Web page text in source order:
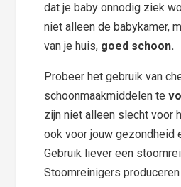
dat je baby onnodig ziek
niet alleen de babykamer,
van je huis, goed schoon.
Probeer het gebruik van
schoonmaakmiddelen te
zijn niet alleen slecht voor
ook voor jouw gezondheid
Gebruik liever een
Stoomreinigers